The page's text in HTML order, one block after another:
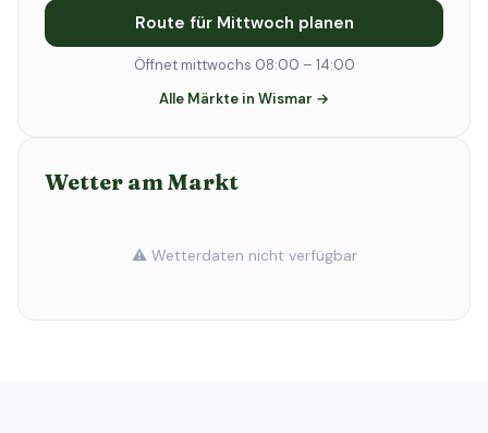
Route für Mittwoch planen
Öffnet mittwochs 08:00 – 14:00
Alle Märkte in Wismar →
Wetter am Markt
⚠️ Wetterdaten nicht verfügbar